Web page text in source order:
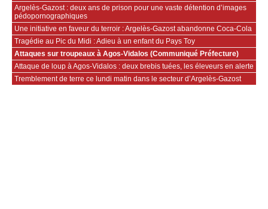
Argelès-Gazost : deux ans de prison pour une vaste détention d’images
pédopornographiques
Une initiative en faveur du terroir : Argelès-Gazost abandonne Coca-Cola
Tragédie au Pic du Midi : Adieu à un enfant du Pays Toy
Attaques sur troupeaux à Agos-Vidalos (Communiqué Préfecture)
Attaque de loup à Agos-Vidalos : deux brebis tuées, les éleveurs en alerte
Tremblement de terre ce lundi matin dans le secteur d’Argelès-Gazost